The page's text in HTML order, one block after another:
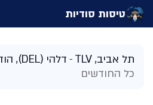
טיסות סודיות
תל אביב, TLV
דלהי (DEL), הודו
כל החודשים